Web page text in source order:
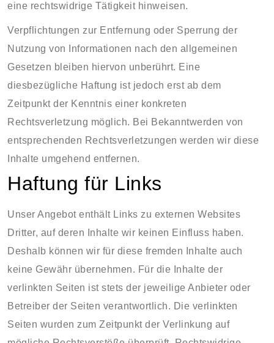
eine rechtswidrige Tätigkeit hinweisen.
Verpflichtungen zur Entfernung oder Sperrung der
Nutzung von Informationen nach den allgemeinen
Gesetzen bleiben hiervon unberührt. Eine
diesbezügliche Haftung ist jedoch erst ab dem
Zeitpunkt der Kenntnis einer konkreten
Rechtsverletzung möglich. Bei Bekanntwerden von
entsprechenden Rechtsverletzungen werden wir diese
Inhalte umgehend entfernen.
Haftung für Links
Unser Angebot enthält Links zu externen Websites
Dritter, auf deren Inhalte wir keinen Einfluss haben.
Deshalb können wir für diese fremden Inhalte auch
keine Gewähr übernehmen. Für die Inhalte der
verlinkten Seiten ist stets der jeweilige Anbieter oder
Betreiber der Seiten verantwortlich. Die verlinkten
Seiten wurden zum Zeitpunkt der Verlinkung auf